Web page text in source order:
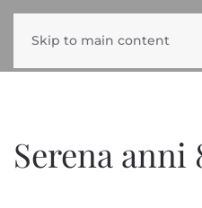
Skip to main content
Serena anni